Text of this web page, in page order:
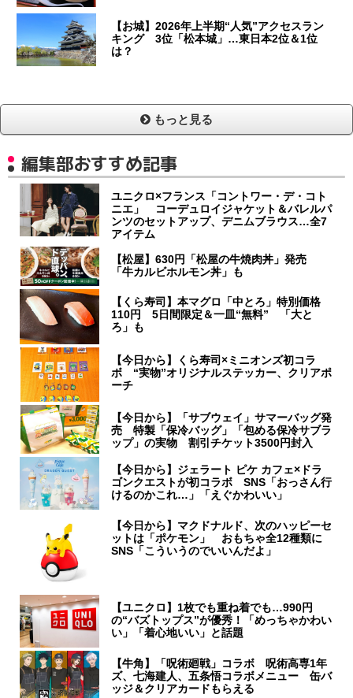
【お城】2026年上半期“人気”アクセスラン
キング 3位「松本城」…東日本2位＆1位
は？
もっと見る
編集部おすすめ記事
ユニクロ×フランス「コントワー・デ・コト
ニエ」 コーデュロイジャケット＆バレルパ
ンツのセットアップ、デニムブラウス…全7
アイテム
【松屋】630円「松屋の牛焼肉丼」発売
「牛カルビホルモン丼」も
【くら寿司】本マグロ「中とろ」特別価格
110円 5日間限定＆一皿“無料” 「大と
ろ」も
【今日から】くら寿司×ミニオンズ初コラ
ボ “実物”オリジナルステッカー、クリアポ
ーチ
【今日から】「サブウェイ」サマーバッグ発
売 特製「保冷バッグ」「包める保冷サブラ
ップ」の実物 割引チケット3500円封入
【今日から】ジェラート ピケ カフェ×ドラ
ゴンクエストが初コラボ SNS「おっさん行
けるのかこれ…」「えぐかわいい」
【今日から】マクドナルド、次のハッピーセ
ットは「ポケモン」 おもちゃ全12種類に
SNS「こういうのでいいんだよ」
【ユニクロ】1枚でも重ね着でも…990円
の“バズトップス”が優秀！「めっちゃかわい
い」「着心地いい」と話題
【牛角】「呪術廻戦」コラボ 呪術高専1年
ズ、七海建人、五条悟コラボメニュー 缶バ
ッジ＆クリアカードもらえる